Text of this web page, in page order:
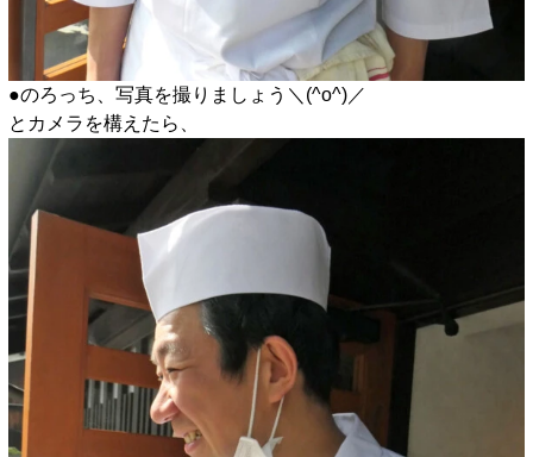
●のろっち、写真を撮りましょう＼(^o^)／
とカメラを構えたら、